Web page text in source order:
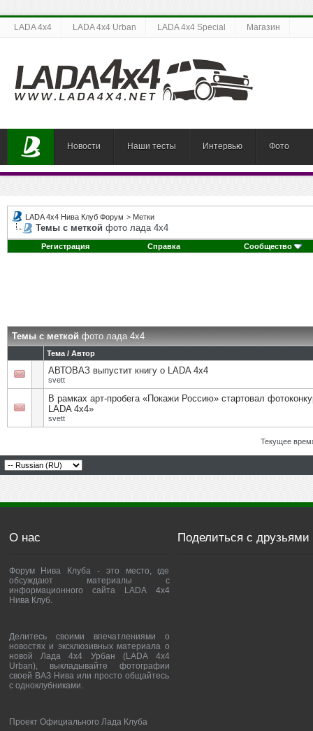
LADA 4x4 LADA 4x4 Urban LADA 4x4 Special Магазин
Новости Наши тесты Интервью Фото
LADA 4x4 Нива Клуб Форум > Метки
Темы с меткой фото лада 4х4
Регистрация Справка Сообщество
Темы с меткойфото лада 4х4
Тема / Автор
АВТОВАЗ выпустит книгу о LADA 4x4
svett
В рамках арт-пробега «Покажи Россию» стартовал
LADA 4х4»
svett
Текущее
О нас
Форум Нива Клуба - это место, где
обсуждают материалы с
информационного сайта LADA 4x4
Нива Клуб.
Делитесь своими впечатлениями о
новостях и эксклюзивных материала о
новой Лада 4х4 Урбан (LADA 4x4
Urban), выкладывайте фотографии
своей ВАЗ Нива или просто общайтесь
с одноклубниками.
Проект Официального Лада Клуба
Поделиться с друзьями